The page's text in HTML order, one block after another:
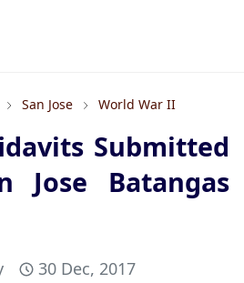
San Jose World War II
Submitted
Jose Batangas
30 Dec, 2017